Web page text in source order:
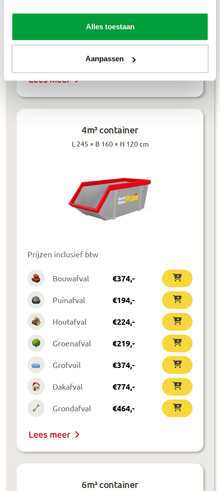
Alles toestaan
Aanpassen
€694,-
Lees meer
4m³ container
L 245 × B 160 × H 120 cm
Prijzen inclusief btw
Bouwafval €374,-
Puinafval €194,-
Houtafval €224,-
Groenafval €219,-
Grofvuil €374,-
Dakafval €774,-
Grondafval €464,-
Lees meer
6m³ container